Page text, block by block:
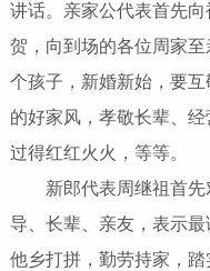
讲话。亲家公代表首先
贺，向到场的各位周家
个孩子，新婚新始，要
的好家风，孝敬长辈、
过得红红火火，等等。
新郎代表周继祖首先
导、长辈、亲友，表示
他乡打拼，勤劳持家，踏